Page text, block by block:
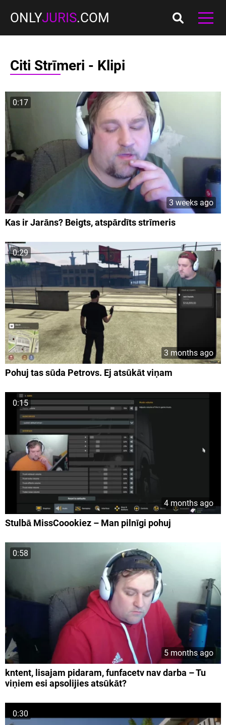
ONLYJURIS.COM
Citi Strīmeri - Klipi
0:17
3 weeks ago
Kas ir Jarāns? Beigts, atspārdīts strīmeris
0:29
3 months ago
Pohuj tas sūda Petrovs. Ej atsūkāt viņam
0:15
4 months ago
Stulbā MissCoookiez – Man pilnīgi pohuj
0:58
5 months ago
kntent, lisajam pidaram, funfacetv nav darba – Tu
viņiem esi apsolijies atsūkāt?
0:30